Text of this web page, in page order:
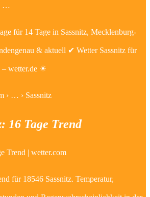
…
für 14 Tage in Sassnitz, Mecklenburg-
& aktuell ✔ Wetter Sassnitz für
– wetter.de ☀
› … › Sassnitz
16 Tage Trend
Trend | wetter.com
für 18546 Sassnitz. Temperatur,